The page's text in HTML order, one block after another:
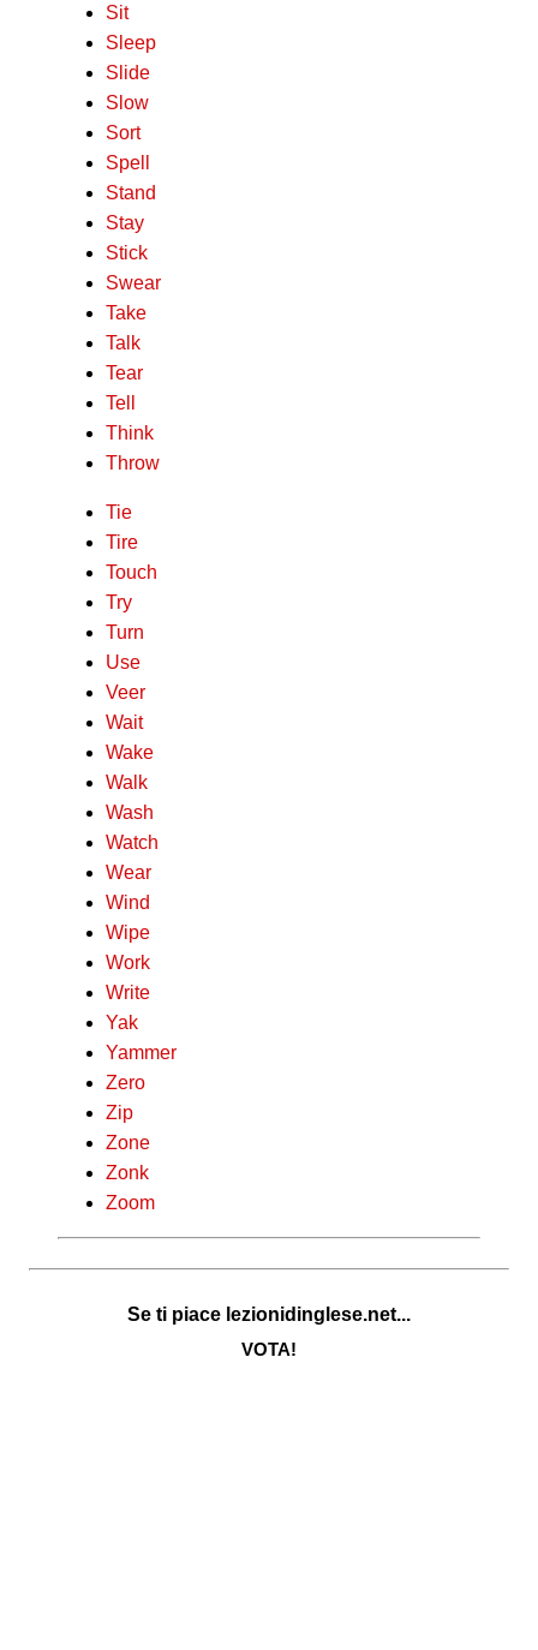
Sit
Sleep
Slide
Slow
Sort
Spell
Stand
Stay
Stick
Swear
Take
Talk
Tear
Tell
Think
Throw
Tie
Tire
Touch
Try
Turn
Use
Veer
Wait
Wake
Walk
Wash
Watch
Wear
Wind
Wipe
Work
Write
Yak
Yammer
Zero
Zip
Zone
Zonk
Zoom
Se ti piace lezionidinglese.net...
VOTA!